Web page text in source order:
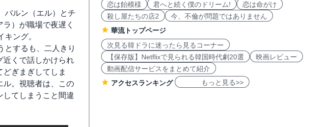
バルン（エル）とチ
）が職場で夜遅く
ング。
とするも、二人きり
近くで話しかけられ
ぎまぎしてしま
ル。視聴者は、この
してしまうこと間違
恋は飴模様
君へと続く僕のドリーム!
恋は命がけ
殺し屋たちの店2
今、不倫が問題ではありません
華流トップページ
次見る韓ドラに迷ったら見るコーナー
【保存版】Netflixで見られる韓国時代劇20選
映画レビュー
動画配信サービスをまとめて紹介
アクセスランキング
もっと見る>>